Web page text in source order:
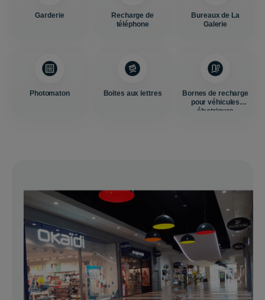
Garderie
Recharge de
téléphone
Bureaux de La
Galerie
Photomaton Boites aux lettres
Bornes de recharge
pour véhicules
électriques